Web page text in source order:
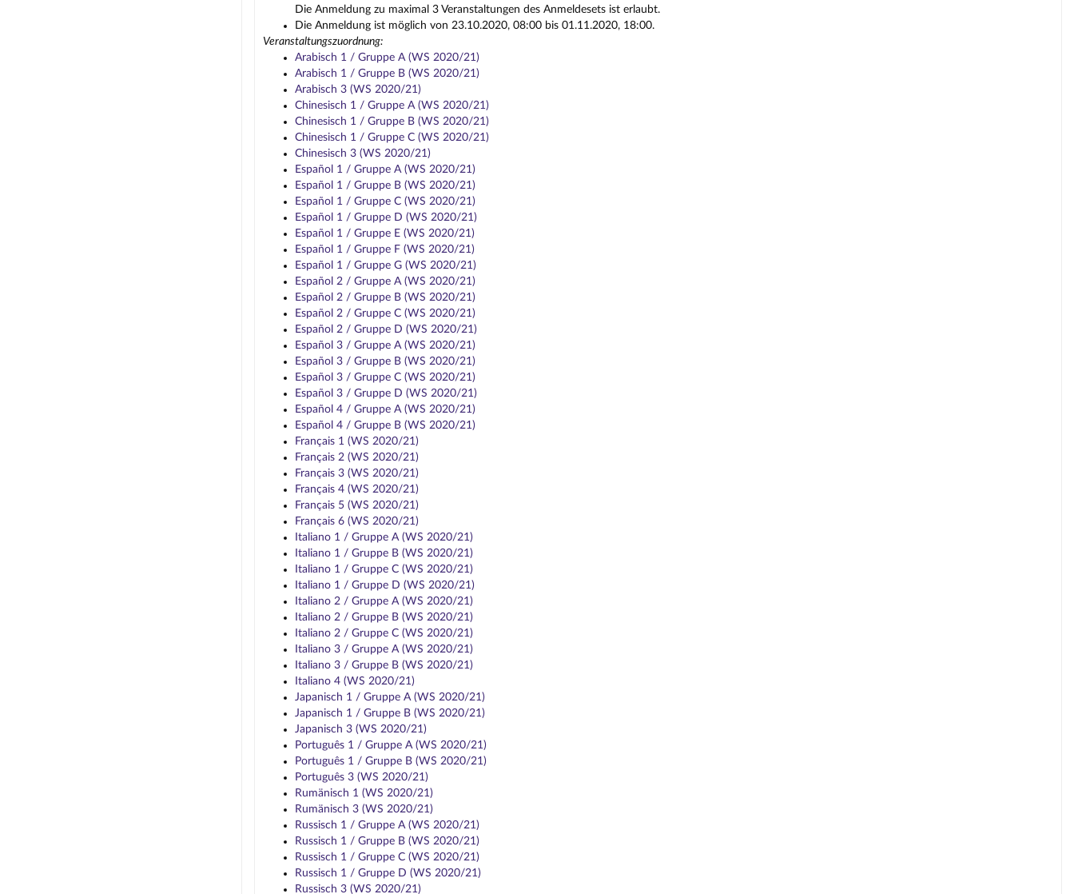
Die Anmeldung zu maximal 3 Veranstaltungen des Anmeldesets ist erlaubt.
Die Anmeldung ist möglich von 23.10.2020, 08:00 bis 01.11.2020, 18:00.
Veranstaltungszuordnung:
Arabisch 1 / Gruppe A (WS 2020/21)
Arabisch 1 / Gruppe B (WS 2020/21)
Arabisch 3 (WS 2020/21)
Chinesisch 1 / Gruppe A (WS 2020/21)
Chinesisch 1 / Gruppe B (WS 2020/21)
Chinesisch 1 / Gruppe C (WS 2020/21)
Chinesisch 3 (WS 2020/21)
Español 1 / Gruppe A (WS 2020/21)
Español 1 / Gruppe B (WS 2020/21)
Español 1 / Gruppe C (WS 2020/21)
Español 1 / Gruppe D (WS 2020/21)
Español 1 / Gruppe E (WS 2020/21)
Español 1 / Gruppe F (WS 2020/21)
Español 1 / Gruppe G (WS 2020/21)
Español 2 / Gruppe A (WS 2020/21)
Español 2 / Gruppe B (WS 2020/21)
Español 2 / Gruppe C (WS 2020/21)
Español 2 / Gruppe D (WS 2020/21)
Español 3 / Gruppe A (WS 2020/21)
Español 3 / Gruppe B (WS 2020/21)
Español 3 / Gruppe C (WS 2020/21)
Español 3 / Gruppe D (WS 2020/21)
Español 4 / Gruppe A (WS 2020/21)
Español 4 / Gruppe B (WS 2020/21)
Français 1 (WS 2020/21)
Français 2 (WS 2020/21)
Français 3 (WS 2020/21)
Français 4 (WS 2020/21)
Français 5 (WS 2020/21)
Français 6 (WS 2020/21)
Italiano 1 / Gruppe A (WS 2020/21)
Italiano 1 / Gruppe B (WS 2020/21)
Italiano 1 / Gruppe C (WS 2020/21)
Italiano 1 / Gruppe D (WS 2020/21)
Italiano 2 / Gruppe A (WS 2020/21)
Italiano 2 / Gruppe B (WS 2020/21)
Italiano 2 / Gruppe C (WS 2020/21)
Italiano 3 / Gruppe A (WS 2020/21)
Italiano 3 / Gruppe B (WS 2020/21)
Italiano 4 (WS 2020/21)
Japanisch 1 / Gruppe A (WS 2020/21)
Japanisch 1 / Gruppe B (WS 2020/21)
Japanisch 3 (WS 2020/21)
Português 1 / Gruppe A (WS 2020/21)
Português 1 / Gruppe B (WS 2020/21)
Português 3 (WS 2020/21)
Rumänisch 1 (WS 2020/21)
Rumänisch 3 (WS 2020/21)
Russisch 1 / Gruppe A (WS 2020/21)
Russisch 1 / Gruppe B (WS 2020/21)
Russisch 1 / Gruppe C (WS 2020/21)
Russisch 1 / Gruppe D (WS 2020/21)
Russisch 3 (WS 2020/21)